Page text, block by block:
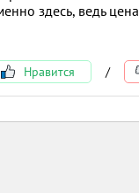
здесь, ведь цена
Нравится /